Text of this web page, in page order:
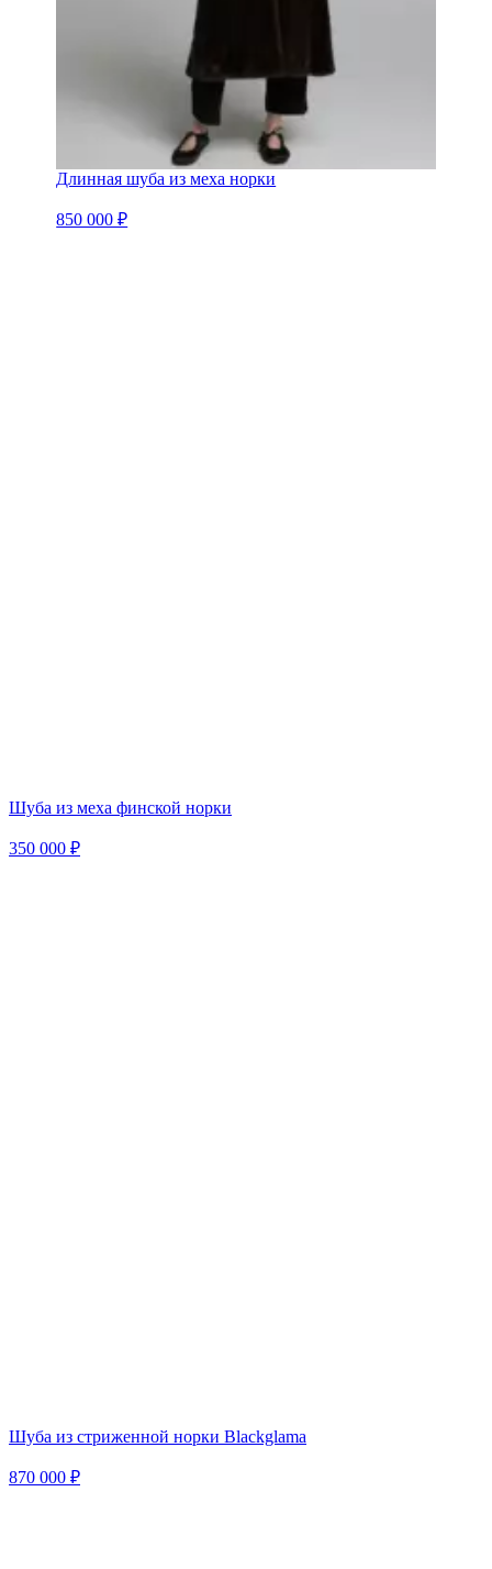
Длинная шуба из меха норки
850 000 ₽
Шуба из меха финской норки
350 000 ₽
Шуба из стриженной норки Blackglama
870 000 ₽